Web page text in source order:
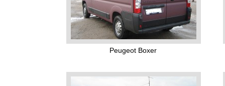
Peugeot Boxer